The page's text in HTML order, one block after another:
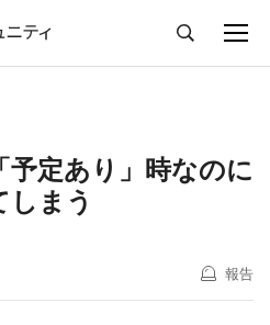
定あり」時なのに
しまう
報告